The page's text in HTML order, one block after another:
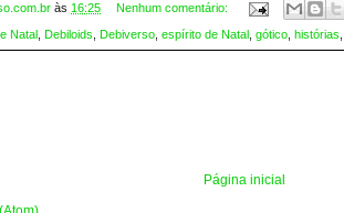
às 16:25 Nenhum comentário:
Natal , Debiloids, Debiverso, espírito de Natal , gótico, histórias,
Página inicial